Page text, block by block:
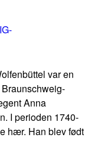
var en
Anna
I perioden 1740-
hær. Han blev født